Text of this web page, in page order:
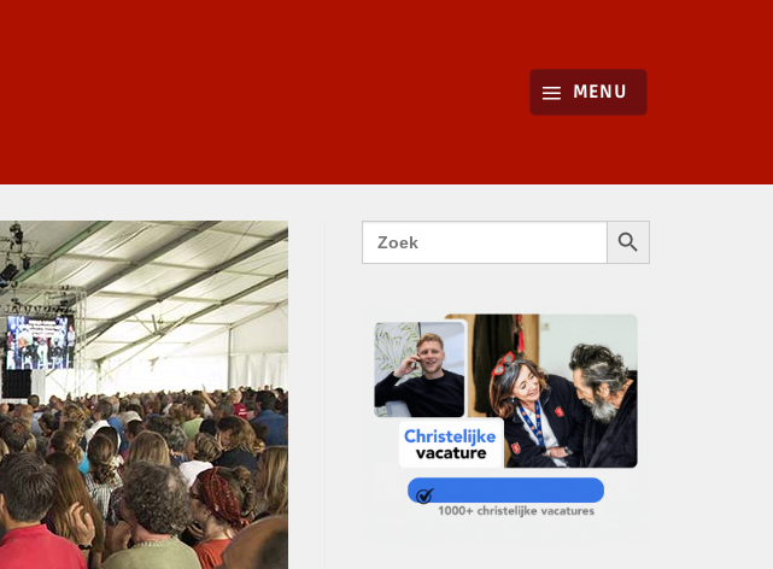
MENU
Zoek
naar:
ZOEKKNOP